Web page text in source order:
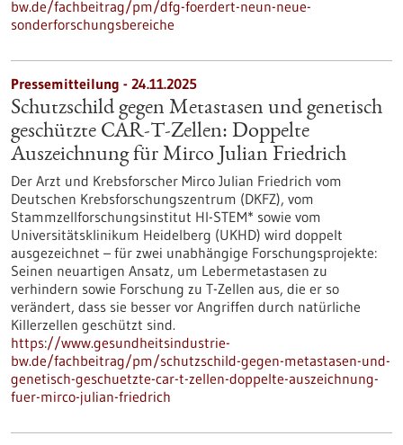
bw.de/fachbeitrag/pm/dfg-foerdert-neun-neue-
sonderforschungsbereiche
Pressemitteilung - 24.11.2025
Schutzschild gegen Metastasen und genetisch
geschützte CAR-T-Zellen: Doppelte
Auszeichnung für Mirco Julian Friedrich
Der Arzt und Krebsforscher Mirco Julian Friedrich vom
Deutschen Krebsforschungszentrum (DKFZ), vom
Stammzellforschungsinstitut HI-STEM* sowie vom
Universitätsklinikum Heidelberg (UKHD) wird doppelt
ausgezeichnet – für zwei unabhängige Forschungsprojekte:
Seinen neuartigen Ansatz, um Lebermetastasen zu
verhindern sowie Forschung zu T-Zellen aus, die er so
verändert, dass sie besser vor Angriffen durch natürliche
Killerzellen geschützt sind.
https://www.gesundheitsindustrie-
bw.de/fachbeitrag/pm/schutzschild-gegen-metastasen-und-
genetisch-geschuetzte-car-t-zellen-doppelte-auszeichnung-
fuer-mirco-julian-friedrich